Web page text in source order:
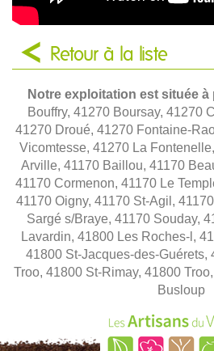
Retour à la liste
Notre exploitation est située à
Bouffry, 41270 Boursay, 41270
41270 Droué, 41270 Fontaine-
Vicomtesse, 41270 La
Arville, 41170 Baillou, 41170
41170 Cormenon, 41170 Le
41170 Oigny, 41170 St-Agil,
Sargé s/Braye, 41170 Souday,
Lavardin, 41800 Les Roches-l,
41800 St-Jacques-des-Guérets,
Troo, 41800 St-Rimay, 41800
Busloup